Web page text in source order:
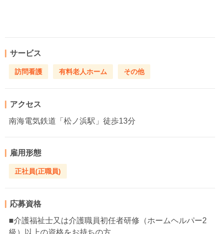
サービス
訪問看護 有料老人ホーム その他
アクセス
南海電気鉄道「松ノ浜駅」徒歩13分
雇用形態
正社員(正職員)
応募資格
■介護福祉士又は介護職員初任者研修（ホームヘルパー2
級）以上の資格をお持ちの方